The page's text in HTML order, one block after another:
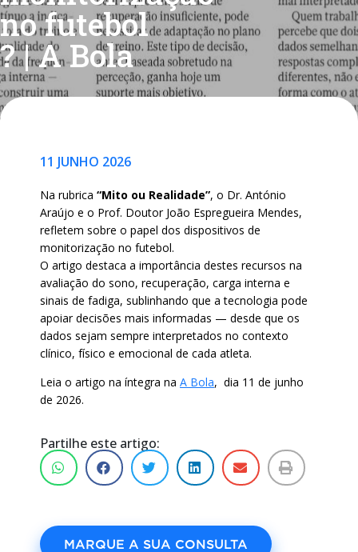
no futebol
? | A Bola
11 JUNHO 2026
Na rubrica “Mito ou Realidade”, o Dr. António
Araújo e o Prof. Doutor João Espregueira Mendes,
refletem sobre o papel dos dispositivos de
monitorização no futebol.
O artigo destaca a importância destes recursos na
avaliação do sono, recuperação, carga interna e
sinais de fadiga, sublinhando que a tecnologia pode
apoiar decisões mais informadas — desde que os
dados sejam sempre interpretados no contexto
clínico, físico e emocional de cada atleta.
Leia o artigo na íntegra na A Bola, dia 11 de junho
de 2026.
Partilhe este artigo:
MARQUE A SUA CONSULTA